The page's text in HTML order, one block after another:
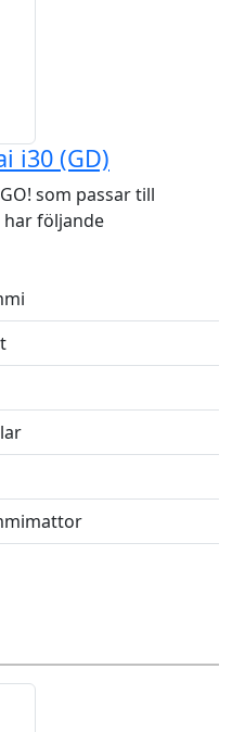
i30 (GD)
som passar till
följande